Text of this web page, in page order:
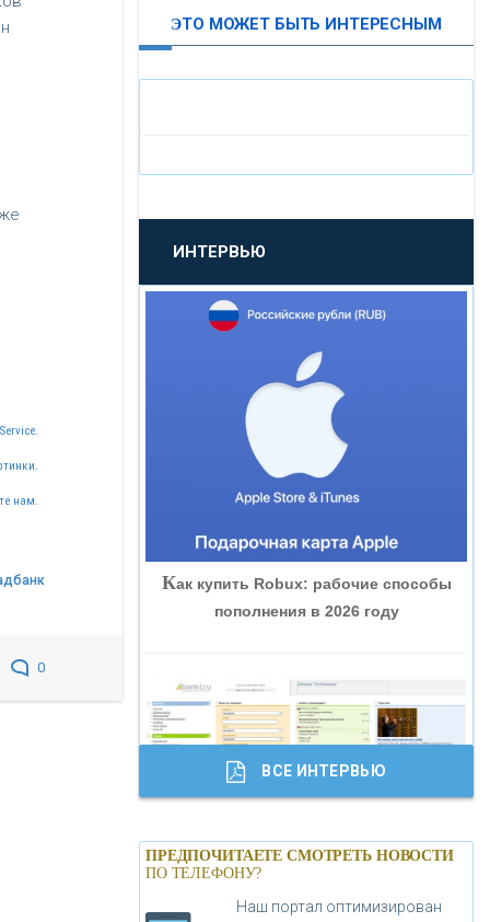
нам.
0
«ПРОМСВЯЗЬБАНК»
«НОВИКОМБАНК»
«СМП БАНК»
«ВНЕШПРОМБАНК»
«БАНК ГЛОБЭКС»
«ТРАСТ»
«ГАЗПРОМБАНК»
«МОСКОВСКИЙ КРЕДИТНЫЙ
БАНК»
ЭТО МОЖЕТ БЫТЬ ИНТЕРЕСНЫМ
ИНТЕРВЬЮ
Как купить Robux: рабочие способы
пополнения в 2026 году
Банки.ру обновил логотип впервые за
19 лет - «Лента новостей»
ВСЕ ИНТЕРВЬЮ
ПРЕДПОЧИТАЕТЕ СМОТРЕТЬ НОВОСТИ
ПО ТЕЛЕФОНУ?
Наш портал оптимизирован